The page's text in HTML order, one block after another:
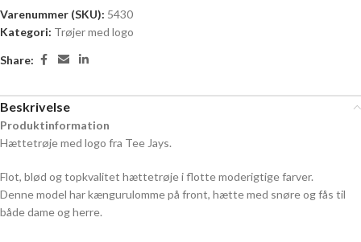
Varenummer (SKU): 5430
Kategori: Trøjer med logo
Share:
Beskrivelse
Produktinformation
Hættetrøje med logo fra Tee Jays.
Flot, blød og topkvalitet hættetrøje i flotte moderigtige farver.
Denne model har kængurulomme på front, hætte med snøre og fås til
både dame og herre.